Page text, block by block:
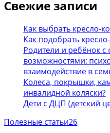
Свежие записи
Как выбрать кресло-
Как подобрать
Родители и ребёнок
возможностями:
взаимодействие в
Колеса, покрышки,
инвалидной коляски?
Дети с ДЦП (детский
Полезные статьи26